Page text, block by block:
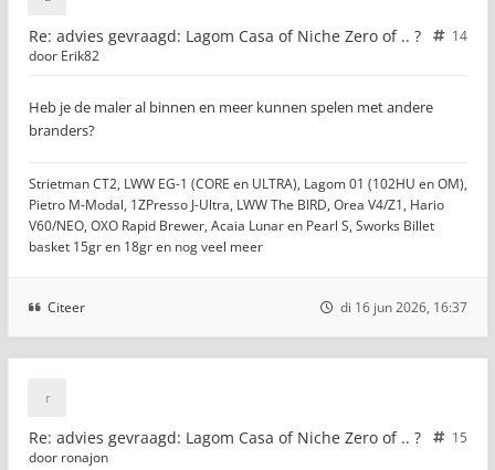
Re: advies gevraagd: Lagom Casa of Niche Zero of .. ?
14
door Erik82
Heb je de maler al binnen en meer kunnen spelen met andere
branders?
Strietman CT2, LWW EG-1 (CORE en ULTRA), Lagom 01 (102HU en OM),
Pietro M-Modal, 1ZPresso J-Ultra, LWW The BIRD, Orea V4/Z1, Hario
V60/NEO, OXO Rapid Brewer, Acaia Lunar en Pearl S, Sworks Billet
basket 15gr en 18gr en nog veel meer
Citeer di 16 jun 2026, 16:37
Re: advies gevraagd: Lagom Casa of Niche Zero of .. ?
15
door ronajon